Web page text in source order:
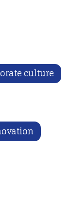
culture